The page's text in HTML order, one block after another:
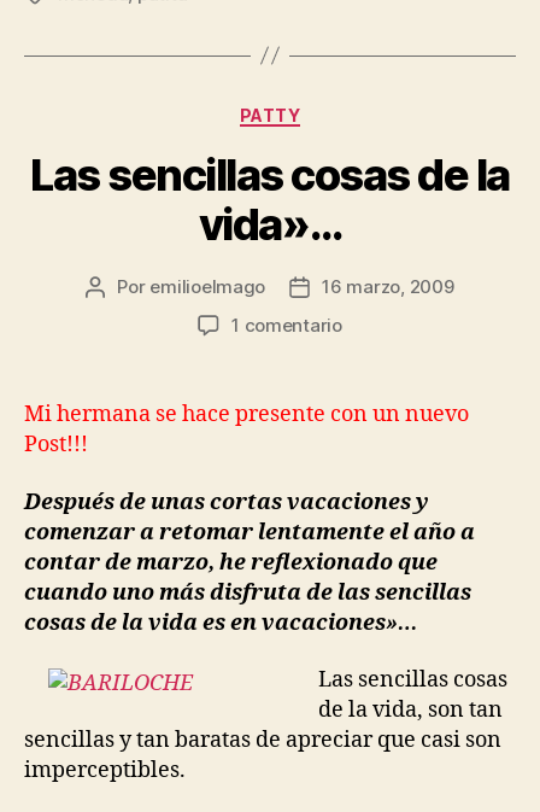
Categorías
PATTY
Las sencillas cosas de la
vida»…
Autor
Por emilioelmago
Fecha
de
16 marzo, 2009
1 comentarioen
cosas
Mi hermana se hace presente con un nuevo
Post!!!
Después de unas cortas vacaciones y
comenzar a retomar lentamente el año a
contar de marzo, he reflexionado que
cuando uno más disfruta de las sencillas
cosas de la vida es en vacaciones»…
Las sencillas cosas
de la vida, son tan
sencillas y tan baratas de apreciar que casi son
imperceptibles.